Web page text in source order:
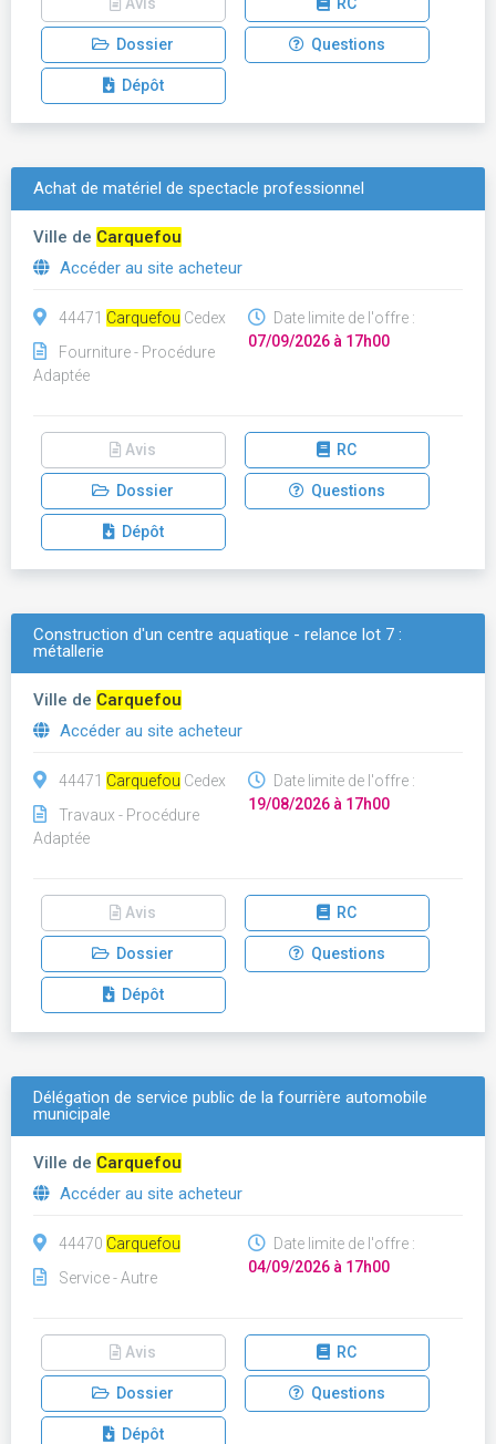
Dossier Questions
Dépôt
Achat de matériel de spectacle professionnel
Ville de Carquefou
Accéder au site acheteur
44471 Carquefou Cedex
Fourniture - Procédure
Adaptée
Date limite de l'offre :
07/09/2026 à 17h00
Avis RC
Dossier Questions
Dépôt
Construction d'un centre aquatique - relance lot 7 :
métallerie
Ville de Carquefou
Accéder au site acheteur
44471 Carquefou Cedex
Travaux - Procédure
Adaptée
Date limite de l'offre :
19/08/2026 à 17h00
Avis RC
Dossier Questions
Dépôt
Délégation de service public de la fourrière automobile
municipale
Ville de Carquefou
Accéder au site acheteur
44470 Carquefou
Service - Autre
Date limite de l'offre :
04/09/2026 à 17h00
Avis RC
Dossier Questions
Dépôt